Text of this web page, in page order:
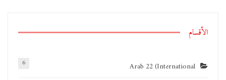
الأقسام
Arab 22 (International
6